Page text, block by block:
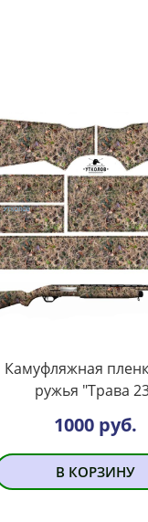
Камуфляжная
ружья "Трава
1000 руб.
В КОРЗИНУ